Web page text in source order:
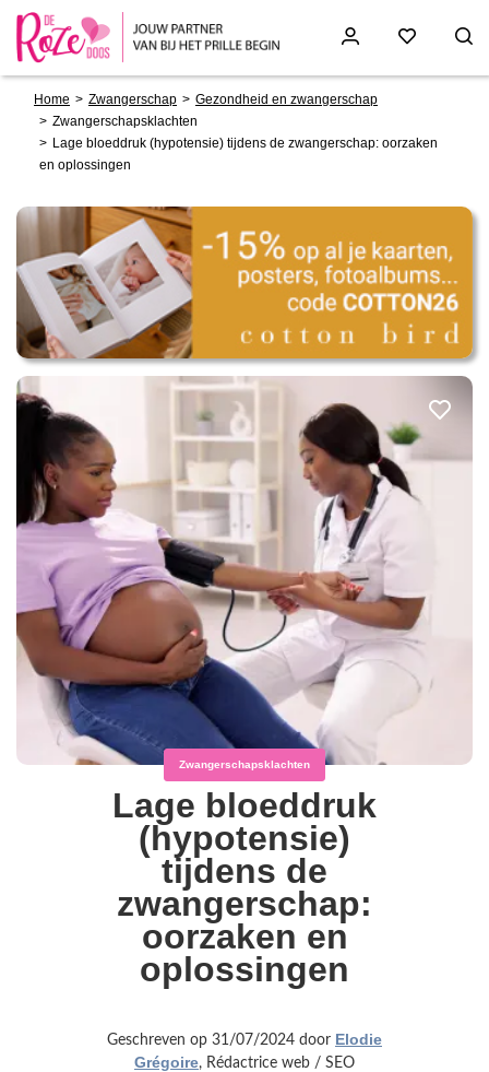
Home Zwangerschap
Gezondheid en zwangerschap
Zwangerschapsklachten
Lage bloeddruk (hypotensie) tijdens de zwangerschap: oorzaken
en oplossingen
Zwangerschapsklachten
Lage bloeddruk
(hypotensie)
tijdens de
zwangerschap:
oorzaken en
oplossingen
Geschreven op 31/07/2024 door Elodie
Grégoire, Rédactrice web / SEO